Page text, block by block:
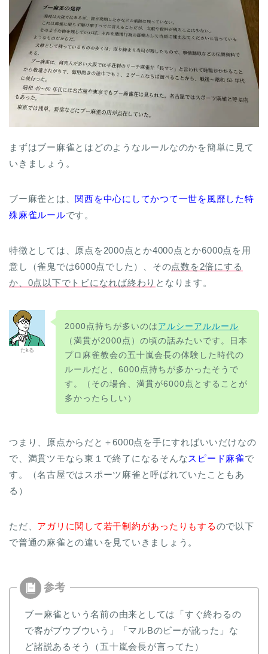
まずはブー麻雀とはどのようなルールなのかを簡単に見て
いきましょう。
ブー麻雀とは、 関西を中心にしてかつて一世を風靡した特
殊麻雀ルールです。
特徴としては、原点を2000点とか4000点とか6000点を用
意し（雀鬼では6000点でした）、その点数を2倍にする
か、0点以下でトビになれば終わり となります。
たkる
2000点持ちが多いのはアルシーアルルール
（満貫が2000点）の頃の話みたいです。日本
プロ麻雀教会の五十嵐会長の体験した時代の
ルールだと、6000点持ちが多かったそうで
す。（その場合、満貫が6000点とすることが
多かったらしい）
つまり、原点からだと＋6000点を手にすればいいだけなの
で、満貫ツモなら東１で終了になるそんなスピード麻雀で
す。（名古屋ではスポーツ麻雀と呼ばれていたこともあ
る）
ただ、 アガリに関して若干制約があったりもするので以下
で普通の麻雀との違いを見ていきましょう。
ブー麻雀という名前の由来としては「すぐ終わるの
で客がブウブウいう」「マルBのビーが訛った」な
ど諸説あるそう（五十嵐会長が言ってた）